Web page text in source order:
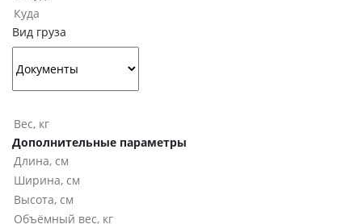
Вид груза
Дополнительные параметры